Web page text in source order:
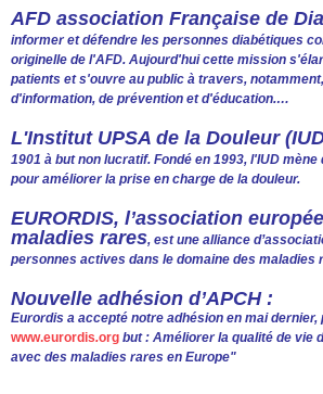
AFD association Française de
informer et défendre les personnes diabétiques
originelle de l'AFD. Aujourd'hui cette mission
patients et s'ouvre au public à travers,
d'information, de prévention et d'éducation.…
L'Institut UPSA de la Douleur
1901 à but non lucratif. Fondé en 1993, l'IUD
pour améliorer la prise en charge de la douleur.
EURORDIS, l’association
maladies rares, est une alliance
personnes actives dans le domaine des maladies
Nouvelle adhésion d’APCH :
Eurordis a accepté notre adhésion en mai
www.eurordis.org but : Améliorer la qualité de vie
avec des maladies rares en Europe"